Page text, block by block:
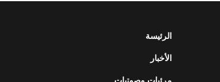
الرئيسة
الأخبار